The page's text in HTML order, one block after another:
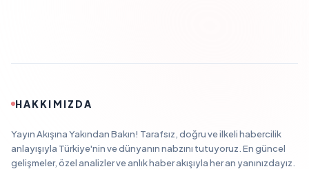
HAKKIMIZDA
Yayın Akışına Yakından Bakın! Tarafsız, doğru ve ilkeli habercilik
anlayışıyla Türkiye'nin ve dünyanın nabzını tutuyoruz. En güncel
gelişmeler, özel analizler ve anlık haber akışıyla her an yanınızdayız.